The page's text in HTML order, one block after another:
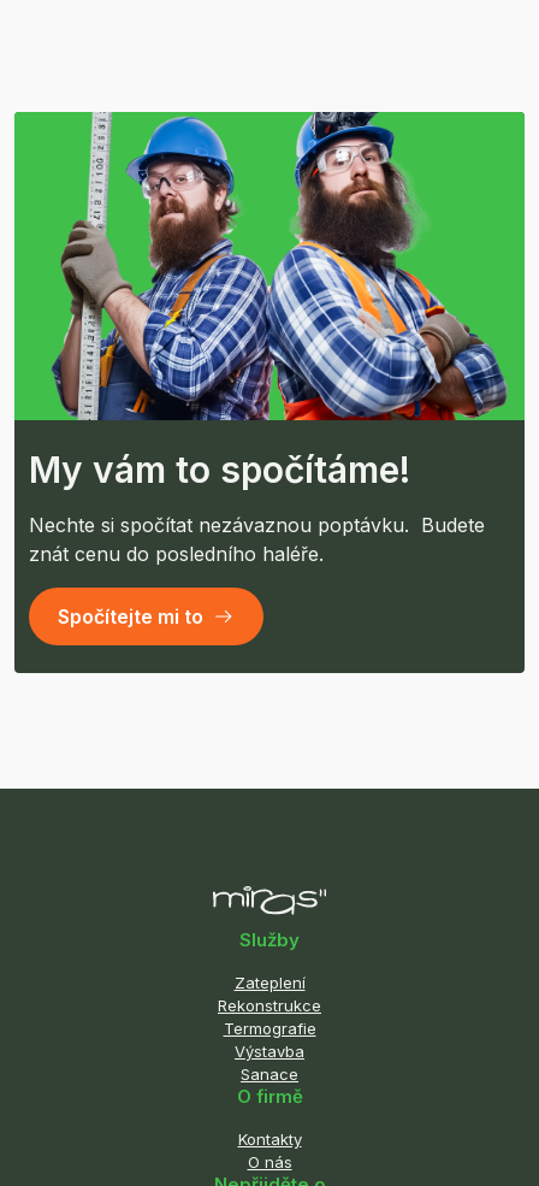
My vám to spočítáme!
Nechte si spočítat nezávaznou poptávku. Budete
znát cenu do posledního haléře.
Spočítejte mi to
Služby
Zateplení
Rekonstrukce
Termografie
Výstavba
Sanace
O firmě
Kontakty
O nás